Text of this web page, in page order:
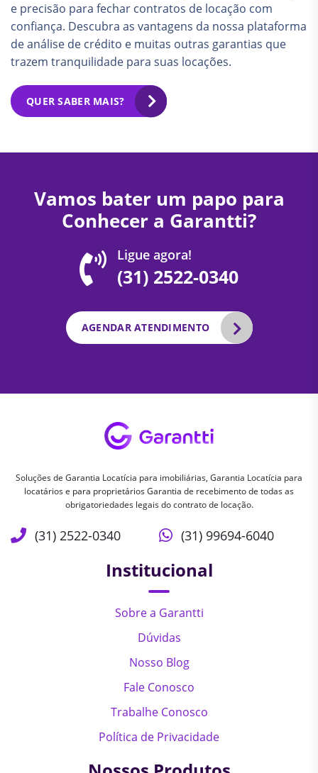
e precisão para fechar contratos de locação com
confiança. Descubra as vantagens da nossa plataforma
de análise de crédito e muitas outras garantias que
trazem tranquilidade para suas locações.
QUER SABER MAIS?
Vamos bater um papo para
Conhecer a Garantti?
Ligue agora!
(31) 2522-0340
AGENDAR ATENDIMENTO
Soluções de Garantia Locatícia para imobiliárias, Garantia Locatícia para
locatários e para proprietários Garantia de recebimento de todas as
obrigatoriedades legais do contrato de locação.
(31) 2522-0340 (31) 99694-6040
Institucional
Sobre a Garantti
Dúvidas
Nosso Blog
Fale Conosco
Trabalhe Conosco
Política de Privacidade